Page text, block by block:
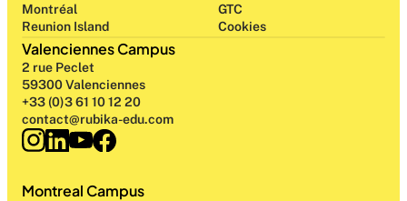
Montréal
Reunion Island
GTC
Cookies
Valenciennes Campus
2 rue Peclet
59300 Valenciennes
+33 (0)3 61 10 12 20
contact@rubika-edu.com
Montreal Campus